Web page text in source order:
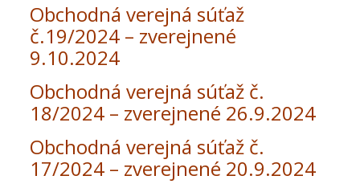
Obchodná verejná súťaž
č.19/2024 – zverejnené
9.10.2024
Obchodná verejná súťaž č.
18/2024 – zverejnené 26.9.2024
Obchodná verejná súťaž č.
17/2024 – zverejnené 20.9.2024